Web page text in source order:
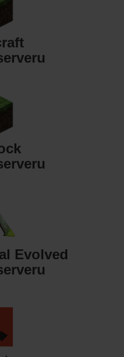
Evolved